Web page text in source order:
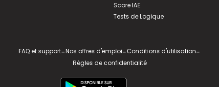
Score IAE
Tests de Logique
FAQ et support-Nos offres d'emploi-Conditions d'utilisation-
Règles de confidentialité